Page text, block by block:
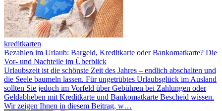
kreditkarten
Bezahlen im Urlaub: Bargeld, Kreditkarte oder Bankomatkarte? Die
Vor- und Nachteile im Überblick
Urlaubszeit ist die schönste Zeit des Jahres – endlich abschalten und
die Seele baumeln lassen. Für ungetrübtes Urlaubsglück im Ausland
sollten Sie jedoch im Vorfeld über Gebühren bei Zahlungen oder
Geldabheben mit Kreditkarte und Bankomatkarte Bescheid wissen.
Wir zeigen Ihnen in diesem Beitrag, w…